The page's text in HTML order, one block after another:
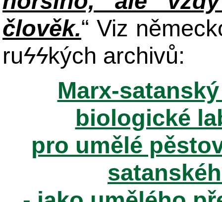
člověk.“ Viz
ruϟϟkých archivů:
Marx-
biologické
pro umělé